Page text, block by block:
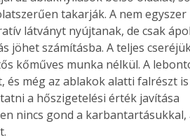
takarják. A nem egyszer
látványt nyújtanak, de csak
jöhet számításba. A teljes
kőműves munka nélkül. A
még az ablakok alatti falrészt is
a hőszigetelési érték javítása
nincs gond a karbantartásukkal,